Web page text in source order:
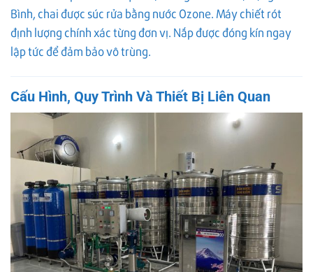
Bình, chai được súc rửa bằng nước Ozone. Máy chiết rót
định lượng chính xác từng đơn vị. Nắp được đóng kín ngay
lập tức để đảm bảo vô trùng.
Cấu Hình, Quy Trình Và Thiết Bị Liên Quan